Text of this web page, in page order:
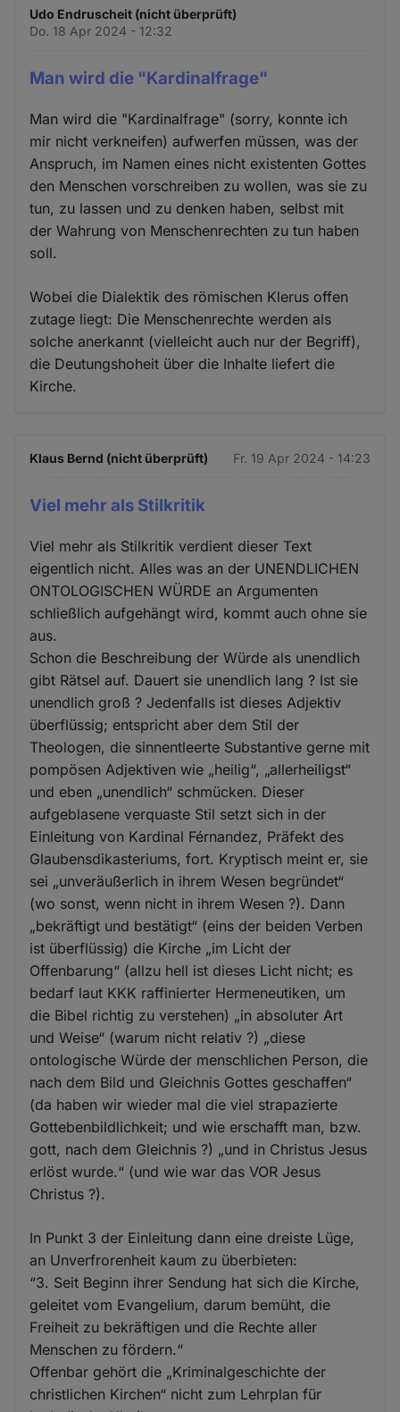
Udo Endruscheit (nicht überprüft)
Do. 18 Apr 2024 - 12:32
Man wird die "Kardinalfrage"
Man wird die "Kardinalfrage" (sorry, konnte ich
mir nicht verkneifen) aufwerfen müssen, was der
Anspruch, im Namen eines nicht existenten Gottes
den Menschen vorschreiben zu wollen, was sie zu
tun, zu lassen und zu denken haben, selbst mit
der Wahrung von Menschenrechten zu tun haben
soll.
Wobei die Dialektik des römischen Klerus offen
zutage liegt: Die Menschenrechte werden als
solche anerkannt (vielleicht auch nur der Begriff),
die Deutungshoheit über die Inhalte liefert die
Kirche.
Klaus Bernd (nicht überprüft) Fr. 19 Apr 2024 - 14:23
Viel mehr als Stilkritik
Viel mehr als Stilkritik verdient dieser Text
eigentlich nicht. Alles was an der UNENDLICHEN
ONTOLOGISCHEN WÜRDE an Argumenten
schließlich aufgehängt wird, kommt auch ohne sie
aus.
Schon die Beschreibung der Würde als unendlich
gibt Rätsel auf. Dauert sie unendlich lang ? Ist sie
unendlich groß ? Jedenfalls ist dieses Adjektiv
überflüssig; entspricht aber dem Stil der
Theologen, die sinnentleerte Substantive gerne mit
pompösen Adjektiven wie „heilig“, „allerheiligst“
und eben „unendlich“ schmücken. Dieser
aufgeblasene verquaste Stil setzt sich in der
Einleitung von Kardinal Férnandez, Präfekt des
Glaubensdikasteriums, fort. Kryptisch meint er, sie
sei „unveräußerlich in ihrem Wesen begründet“
(wo sonst, wenn nicht in ihrem Wesen ?). Dann
„bekräftigt und bestätigt“ (eins der beiden Verben
ist überflüssig) die Kirche „im Licht der
Offenbarung“ (allzu hell ist dieses Licht nicht; es
bedarf laut KKK raffinierter Hermeneutiken, um
die Bibel richtig zu verstehen) „in absoluter Art
und Weise“ (warum nicht relativ ?) „diese
ontologische Würde der menschlichen Person, die
nach dem Bild und Gleichnis Gottes geschaffen“
(da haben wir wieder mal die viel strapazierte
Gottebenbildlichkeit; und wie erschafft man, bzw.
gott, nach dem Gleichnis ?) „und in Christus Jesus
erlöst wurde.“ (und wie war das VOR Jesus
Christus ?).
In Punkt 3 der Einleitung dann eine dreiste Lüge,
an Unverfrorenheit kaum zu überbieten:
“3. Seit Beginn ihrer Sendung hat sich die Kirche,
geleitet vom Evangelium, darum bemüht, die
Freiheit zu bekräftigen und die Rechte aller
Menschen zu fördern.“
Offenbar gehört die „Kriminalgeschichte der
christlichen Kirchen“ nicht zum Lehrplan für